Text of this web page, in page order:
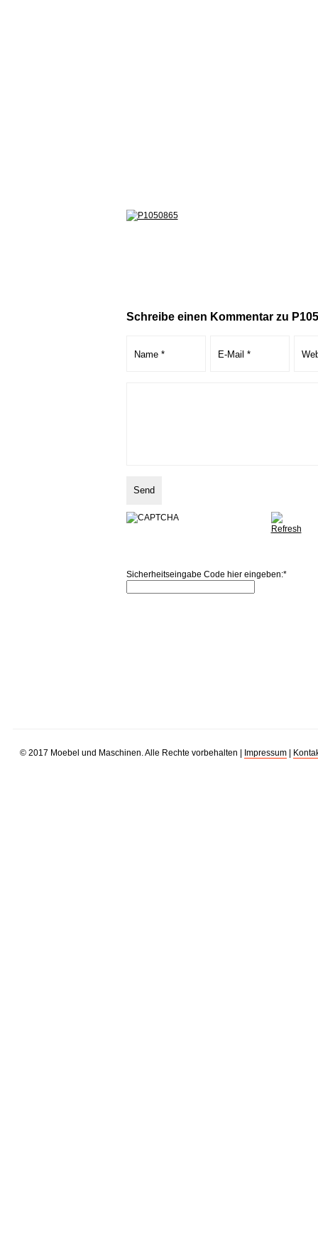
Schreibe einen Kommentar zu
Sicherheitseingabe Code hier eingeben:*
© 2017 Moebel und Maschinen. Alle Rechte vorbehalten | Impressum|